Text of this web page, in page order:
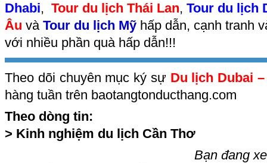
Dhabi, Tour du lịch Thái Lan, Tour du lịch
Âu và Tour du lịch Mỹ hấp dẫn, cạnh tranh
với nhiều phần quà hấp dẫn!!!
Theo dõi chuyên mục ký sự Du lịch Dubai
hàng tuần trên baotangtonducthang.com
Theo dòng tin:
> Kinh nghiệm du lịch Cần Thơ
Bạn đang